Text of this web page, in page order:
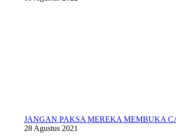
JANGAN PAKSA MEREKA MEMBUKA
28 Agustus 2021